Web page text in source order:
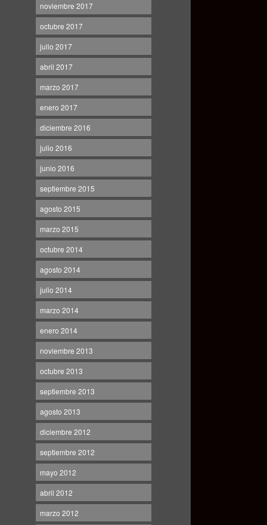
noviembre 2017
octubre 2017
julio 2017
abril 2017
marzo 2017
enero 2017
diciembre 2016
julio 2016
junio 2016
septiembre 2015
agosto 2015
marzo 2015
octubre 2014
agosto 2014
julio 2014
marzo 2014
enero 2014
noviembre 2013
octubre 2013
septiembre 2013
agosto 2013
diciembre 2012
septiembre 2012
mayo 2012
abril 2012
marzo 2012